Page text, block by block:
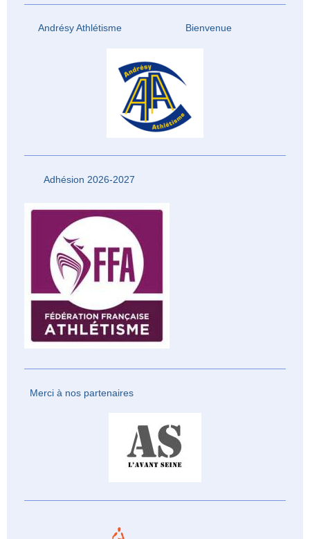
Andrésy Athlétisme Bienvenue
Adhésion 2026-2027
Merci à nos partenaires